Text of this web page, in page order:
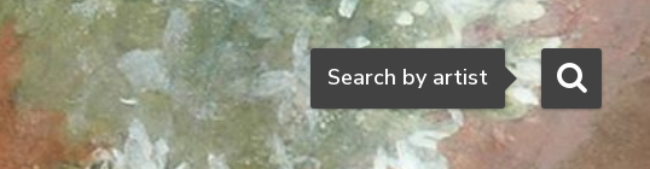
Search
Search by artist